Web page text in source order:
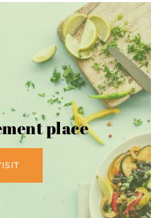
place